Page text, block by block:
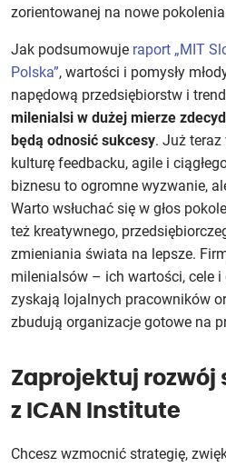
zorientowanej na nowe
Jak podsumowuje raport „MIT
Polska”, wartości i pomysły
napędową przedsiębiorstw i
milenialsi w dużej mierze
będą odnosić sukcesy. Już
kulturę feedbacku, agile i
biznesu to ogromne wyzwanie,
Warto wsłuchać się w głos
też kreatywnego,
zmieniania świata na lepsze.
milenialsów – ich wartości, cele
zyskają lojalnych pracowników
zbudują organizacje gotowe na
Zaprojektuj rozwój
z ICAN Institute
Chcesz wzmocnić strategię,